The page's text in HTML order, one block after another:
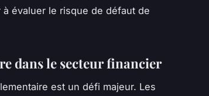
évaluer le risque de défaut de
dans le secteur financier
est un défi majeur. Les